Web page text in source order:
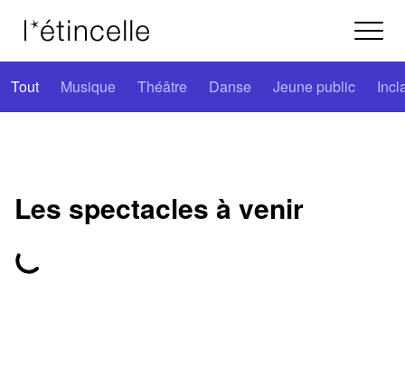
Tout Musique Théâtre Danse Jeune public
Les spectacles à venir